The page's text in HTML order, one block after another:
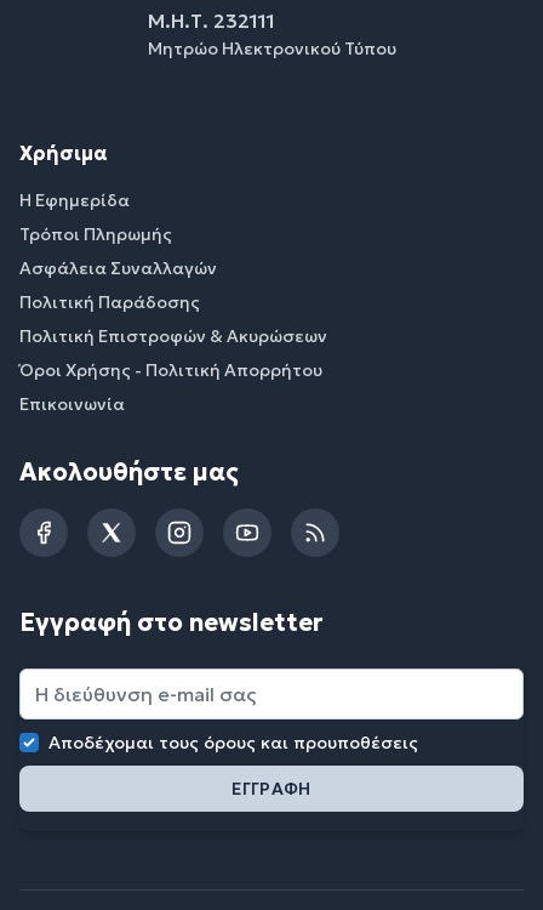
Μ.Η.Τ. 232111
Μητρώο Ηλεκτρονικού Τύπου
Χρήσιμα
Η Εφημερίδα
Τρόποι Πληρωμής
Ασφάλεια Συναλλαγών
Πολιτική Παράδοσης
Πολιτική Επιστροφών & Ακυρώσεων
Όροι Χρήσης - Πολιτική Απορρήτου
Επικοινωνία
Ακολουθήστε μας
FacebookTwitterInstagramYouTubeRSS
Εγγραφή στο newsletter
Αποδέχομαι τους όρους και προυποθέσεις